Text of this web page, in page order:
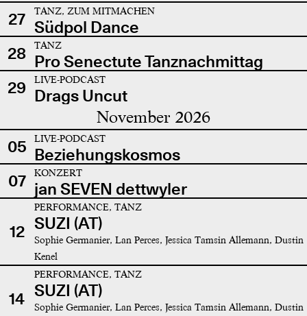
27 TANZ, ZUM MITMACHEN
Südpol Dance
28
TANZ
Pro Senectute Tanznachmittag
29
LIVE-PODCAST
Drags Uncut
November 2026
05 LIVE-PODCAST
Beziehungskosmos
07
KONZERT
jan SEVEN dettwyler
12
PERFORMANCE, TANZ
SUZI (AT)
Sophie Germanier, Lan Perces, Jessica Tamsin Allemann, Dustin
Kenel
14
PERFORMANCE, TANZ
SUZI (AT)
Sophie Germanier, Lan Perces, Jessica Tamsin Allemann, Dustin